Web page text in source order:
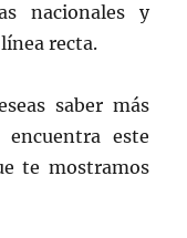
nacionales y
recta.
saber más
este
te mostramos